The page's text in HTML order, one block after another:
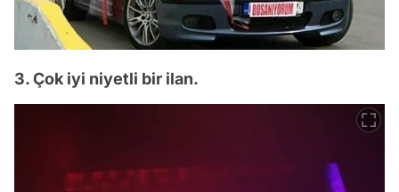
3. Çok iyi niyetli bir ilan.